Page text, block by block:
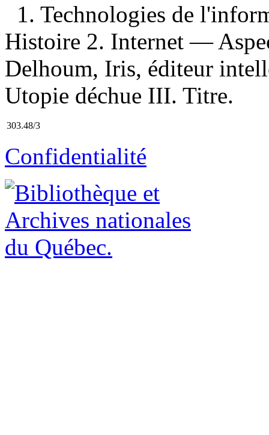
1. Technologies de
Histoire 2. Internet —
Delhoum, Iris, éditeur
Utopie déchue III. Titre.
303.48/3
Confidentialité